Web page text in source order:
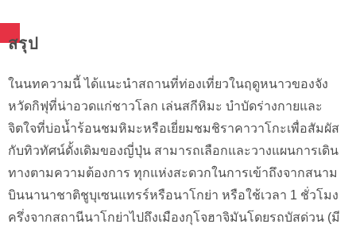
สรุป
ในนทความนี้ ได้แนะนำสถานที่ท่องเที่ยวในฤดูหนาวของจัง
หวัดกิฟุที่น่าอวดแก่ชาวโลก เล่นสกีหิมะ บำบัดร่างกายและ
จิตใจที่บ่อน้ำร้อนชมหิมะหรือเยี่ยมชมชิราคาวาโกะเพื่อสัมผัส
กับทิวทัศน์ดั้งเดิมของญี่ปุ่น สามารถเลือกและวางแผนการเดิน
ทางตามความต้องการ ทุกแห่งสะดวกในการเข้าถึงจากสนาม
บินนานาชาติชูบุเซนแทรร์หรือนาโกย่า หรือใช้เวลา 1 ชั่วโมง
ครึ่งจากสถานีนาโกย่าไปถึงเมืองกุโจฮาจิมันโดยรถบัสด่วน (มี